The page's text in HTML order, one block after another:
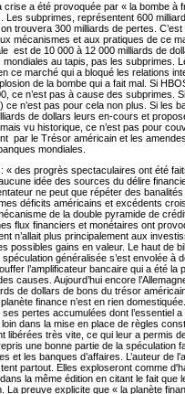
crise a été provoquée par « la bombe à
Les subprimes, représentent 600
trouvera 300 milliards de pertes.
mécanismes et aux pratiques de ce
est de 10 000 à 12 000 milliards de
au tapis, pas les subprimes.
ce marché qui a bloqué les relations
de la bombe qui a fait mal. Si
ce n’est pas à cause des subprimes.
ce n’est pas pour cela non plus. Si les
de dollars leurs en-cours et
vu historique, ce n’est pas pour
par le Trésor américain et les
mondiales.
: « des progrès spectaculaires ont été
idée des sources du délire
ne peut que répéter des
déficits américains et excédents
de la double pyramide de
flux financiers et monétaires ont
n’allait plus principalement aux
possibles gains en valeur. Le haut de
généralisée s’est envolée à
l’amplificateur bancaire qui a été la
causes. Aujourd’hui encore
de dollars de bons du trésor
finance n’est en rien
pertes accumulées dont l’essentiel
loin dans la mise en place de règles
libérées très vite, ce qui leur a permis
une bonne partie de la spéculation
et les banques d’affaires. L’auteur de
partout. Elles exploseront comme
la même édition en citant le fait que
La preuve explicite que « la planète